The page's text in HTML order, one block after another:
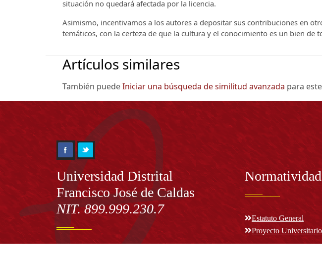
situación no quedará afectada por la licencia.
Asimismo, incentivamos a los autores a depositar sus contribuciones en
temáticos, con la certeza de que la cultura y el conocimiento es un bien de
Artículos similares
También puedeIniciar una búsqueda de similitud avanzada para
Información
Universidad Distrital
Francisco José de Caldas
NIT. 899.999.230.7
Estatuto General
Proyecto